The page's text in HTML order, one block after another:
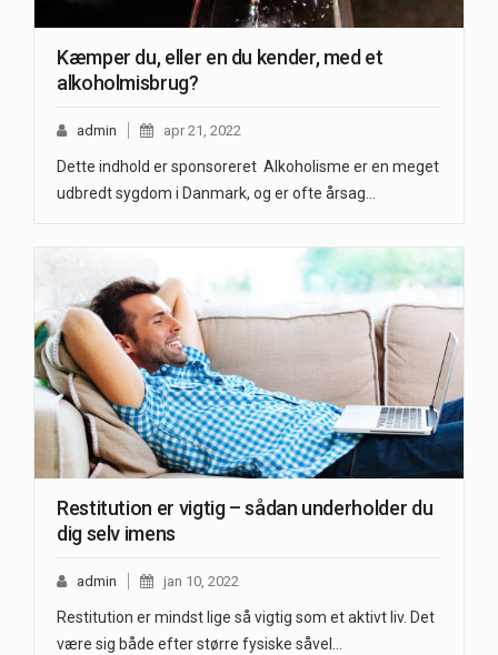
Kæmper du, eller en du kender, med et
alkoholmisbrug?
admin apr 21, 2022
Dette indhold er sponsoreret Alkoholisme er en meget
udbredt sygdom i Danmark, og er ofte årsag…
Restitution er vigtig – sådan underholder du
dig selv imens
admin jan 10, 2022
Restitution er mindst lige så vigtig som et aktivt liv. Det
være sig både efter større fysiske såvel…